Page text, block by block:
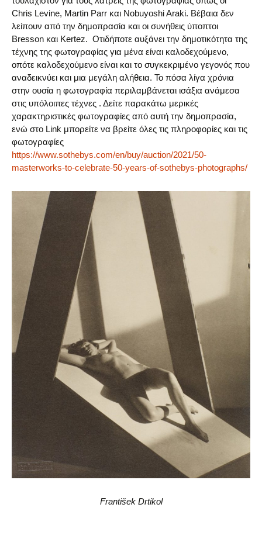
Chris Levine, Martin Parr και Nobuyoshi Araki. Βέβαια δεν
λείπουν από την δημοπρασία και οι συνήθεις ύποπτοι
Bresson και Kertez. Οτιδήποτε αυξάνει την δημοτικότητα της
τέχνης της φωτογραφίας για μένα είναι καλοδεχούμενο,
οπότε καλοδεχούμενο είναι και το συγκεκριμένο γεγονός που
αναδεικνύει και μια μεγάλη αλήθεια. Το πόσα λίγα χρόνια
στην ουσία η φωτογραφία περιλαμβάνεται ισάξια ανάμεσα
στις υπόλοιπες τέχνες . Δείτε παρακάτω μερικές
χαρακτηριστικές φωτογραφίες από αυτή την δημοπρασία,
ενώ στο Link μπορείτε να βρείτε όλες τις πληροφορίες και τις
φωτογραφίες
https://www.sothebys.com/en/buy/auction/2021/50-
masterworks-to-celebrate-50-years-of-sothebys-photographs/
František Drtikol